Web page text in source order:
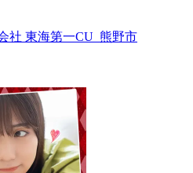
社 東海第一CU_熊野市